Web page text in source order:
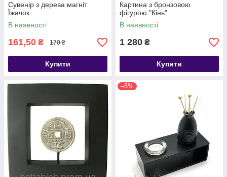
Сувенір з дерева магніт
Їжачок
В наявності
161,50 ₴ 170 ₴
Купити
Картина з бронзовою
фігурою "Кінь"
В наявності
1 280 ₴
Купити
–5%